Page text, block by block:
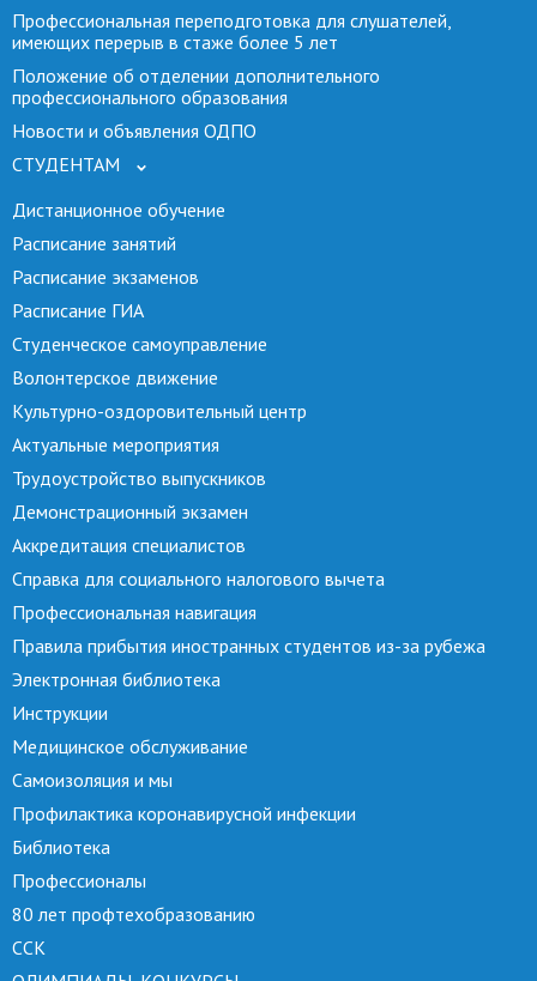
Профессиональная переподготовка для слушателей,
имеющих перерыв в стаже более 5 лет
Положение об отделении дополнительного
профессионального образования
Новости и объявления ОДПО
СТУДЕНТАМ
Дистанционное обучение
Расписание занятий
Расписание экзаменов
Расписание ГИА
Студенческое самоуправление
Волонтерское движение
Культурно-оздоровительный центр
Актуальные мероприятия
Трудоустройство выпускников
Демонстрационный экзамен
Аккредитация специалистов
Справка для социального налогового вычета
Профессиональная навигация
Правила прибытия иностранных студентов из-за рубежа
Электронная библиотека
Инструкции
Медицинское обслуживание
Самоизоляция и мы
Профилактика коронавирусной инфекции
Библиотека
Профессионалы
80 лет профтехобразованию
ССК